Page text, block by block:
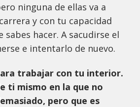
ninguna de ellas va a
y con tu capacidad
sabes hacer. A sacudirse el
e intentarlo de nuevo.
trabajar con tu interior.
ti mismo en la que no
pero que es